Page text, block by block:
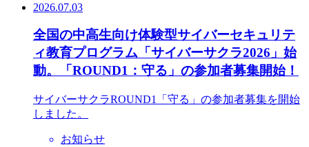
2026.07.03
全国の中高生向け体験型サイバーセキュリテ
ィ教育プログラム「サイバーサクラ2026」始
動。「ROUND1：守る」の参加者募集開始！
サイバーサクラROUND1「守る」の参加者募集を開始
しました。
お知らせ